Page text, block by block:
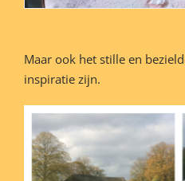
Maar ook het stille en
inspiratie zijn.